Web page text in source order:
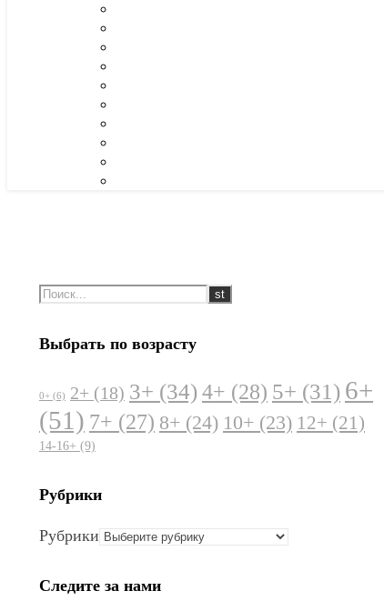
Выбрать по возрасту
0+ (6) 2+ (18) 3+ (34) 4+ (28) 5+ (31) 6+
(51) 7+ (27) 8+ (24) 10+ (23) 12+ (21)
14-16+ (9)
Рубрики
Рубрики
Следите за нами